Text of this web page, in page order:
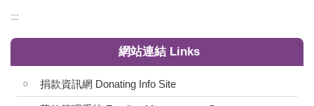
:::
網站連結 Links
捐款資訊網 Donating Info Site